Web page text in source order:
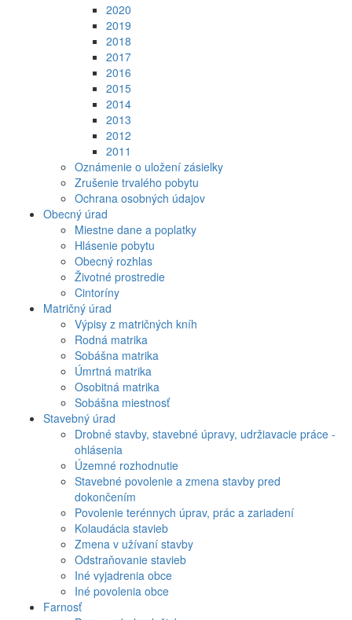
2020
2019
2018
2017
2016
2015
2014
2013
2012
2011
Oznámenie o uložení zásielky
Zrušenie trvalého pobytu
Ochrana osobných údajov
Obecný úrad
Miestne dane a poplatky
Hlásenie pobytu
Obecný rozhlas
Životné prostredie
Cintoríny
Matričný úrad
Výpisy z matričných kníh
Rodná matrika
Sobášna matrika
Úmrtná matrika
Osobitná matrika
Sobášna miestnosť
Stavebný úrad
Drobné stavby, stavebné úpravy, udržiavacie práce -
ohlásenia
Územné rozhodnutie
Stavebné povolenie a zmena stavby pred
dokončením
Povolenie terénnych úprav, prác a zariadení
Kolaudácia stavieb
Zmena v užívaní stavby
Odstraňovanie stavieb
Iné vyjadrenia obce
Iné povolenia obce
Farnosť